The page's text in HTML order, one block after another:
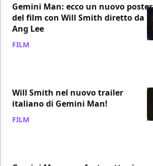
Gemini Man: ecco un nuovo poster
del film con Will Smith diretto da
Ang Lee
FILM
Will Smith nel nuovo trailer
italiano di Gemini Man!
FILM